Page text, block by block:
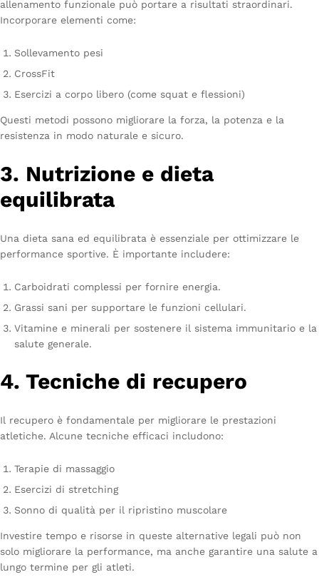
allenamento funzionale può portare a risultati straordinari.
Incorporare elementi come:
Sollevamento pesi
CrossFit
Esercizi a corpo libero (come squat e flessioni)
Questi metodi possono migliorare la forza, la potenza e la
resistenza in modo naturale e sicuro.
3. Nutrizione e dieta
equilibrata
Una dieta sana ed equilibrata è essenziale per ottimizzare le
performance sportive. È importante includere:
Carboidrati complessi per fornire energia.
Grassi sani per supportare le funzioni cellulari.
Vitamine e minerali per sostenere il sistema immunitario e la
salute generale.
4. Tecniche di recupero
Il recupero è fondamentale per migliorare le prestazioni
atletiche. Alcune tecniche efficaci includono:
Terapie di massaggio
Esercizi di stretching
Sonno di qualità per il ripristino muscolare
Investire tempo e risorse in queste alternative legali può non
solo migliorare la performance, ma anche garantire una salute a
lungo termine per gli atleti.